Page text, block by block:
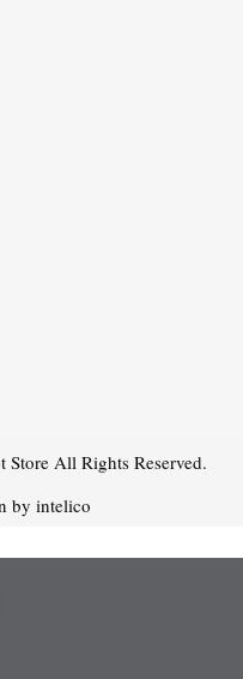
Store All Rights Reserved.
by intelico